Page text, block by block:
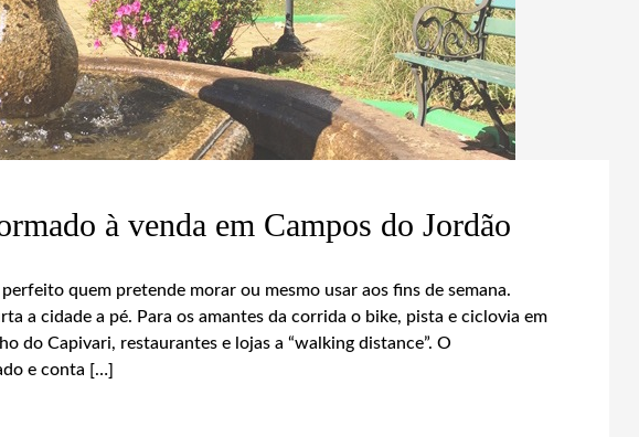
à venda em Campos do Jordão
quem pretende morar ou mesmo usar aos fins de semana.
a cidade a pé. Para os amantes da corrida o bike, pista e ciclovia em
do Capivari, restaurantes e lojas a “walking distance”. O
e conta […]